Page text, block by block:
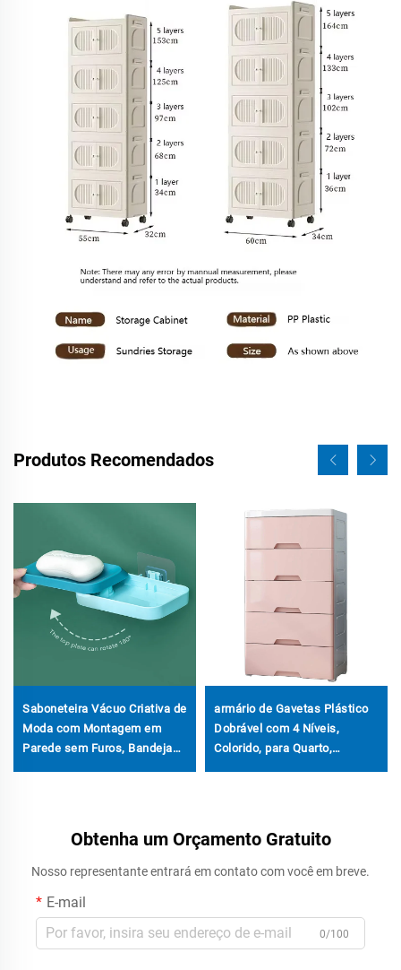
Produtos Recomendados
Saboneteira Vácuo Criativa de
Moda com Montagem em
Parede sem Furos, Bandeja
armário de Gavetas Plástico
Dobrável com 4 Níveis,
Colorido, para Quarto,
Obtenha um Orçamento Gratuito
Nosso representante entrará em contato com você em breve.
E-mail
0/100